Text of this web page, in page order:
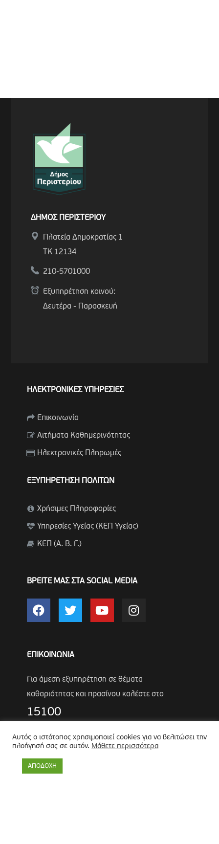
ΔΗΜΟΣ ΠΕΡΙΣΤΕΡΙΟΥ
Πλατεία Δημοκρατίας 1
ΤΚ 12134
210-5701000
Εξυπηρέτηση κοινού:
Δευτέρα - Παρασκευή
ΗΛΕΚΤΡΟΝΙΚΕΣ ΥΠΗΡΕΣΙΕΣ
Επικοινωνία
Αιτήματα Καθημερινότητας
Ηλεκτρονικές Πληρωμές
ΕΞΥΠΗΡΕΤΗΣΗ ΠΟΛΙΤΩΝ
Χρήσιμες Πληροφορίες
Υπηρεσίες Υγείας (ΚΕΠ Υγείας)
ΚΕΠ (Α. Β. Γ.)
ΒΡΕΙΤΕ ΜΑΣ ΣΤΑ SOCIAL MEDIA
ΕΠΙΚΟΙΝΩΝΙΑ
Για άμεση εξυπηρέτηση σε θέματα
καθαριότητας και πρασίνου καλέστε στο
15100
Προστασίας
Αντιδήμαρχος
Θωμάς Ρουμπάκος
Αυτός ο ιστότοπος χρησιμοποιεί cookies για να βελιτώσει την
πλοήγησή σας σε αυτόν. Μάθετε περισσότερα
ΑΠΟΔΟΧΗ